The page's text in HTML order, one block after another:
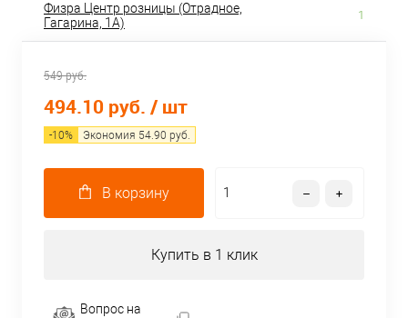
549 руб.
494.10 руб. / шт
-10% Экономия 54.90 руб.
В корзину
Купить в 1 клик
Вопрос на
Физра Центр розницы (Отрадное,
Гагарина, 1А)
1